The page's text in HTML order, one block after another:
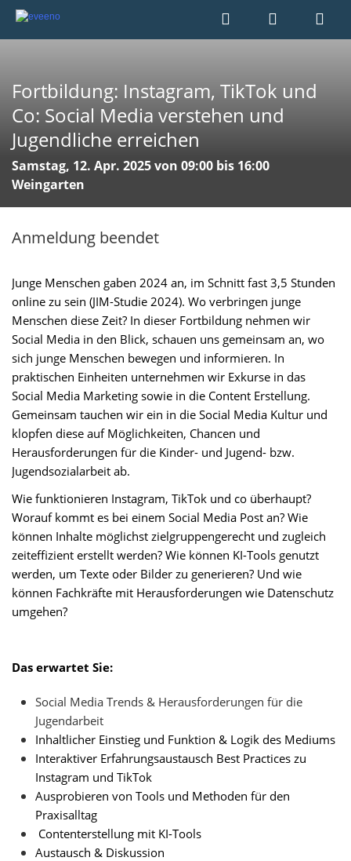
Fortbildung: Instagram, TikTok und
Co: Social Media verstehen und
Jugendliche erreichen
Samstag, 12. Apr. 2025 von 09:00 bis 16:00
Weingarten
Anmeldung beendet
Junge Menschen gaben 2024 an, im Schnitt fast 3,5 Stunden
online zu sein (JIM-Studie 2024). Wo verbringen junge
Menschen diese Zeit? In dieser Fortbildung nehmen wir
Social Media in den Blick, schauen uns gemeinsam an, wo
sich junge Menschen bewegen und informieren. In
praktischen Einheiten unternehmen wir Exkurse in das
Social Media Marketing sowie in die Content Erstellung.
Gemeinsam tauchen wir ein in die Social Media Kultur und
klopfen diese auf Möglichkeiten, Chancen und
Herausforderungen für die Kinder- und Jugend- bzw.
Jugendsozialarbeit ab.
Wie funktionieren Instagram, TikTok und co überhaupt?
Worauf kommt es bei einem Social Media Post an? Wie
können Inhalte möglichst zielgruppengerecht und zugleich
zeiteffizient erstellt werden? Wie können KI-Tools genutzt
werden, um Texte oder Bilder zu generieren? Und wie
können Fachkräfte mit Herausforderungen wie Datenschutz
umgehen?
Das erwartet Sie:
Social Media Trends & Herausforderungen für die
Jugendarbeit
Inhaltlicher Einstieg und Funktion & Logik des Mediums
Interaktiver Erfahrungsaustausch Best Practices zu
Instagram und TikTok
Ausprobieren von Tools und Methoden für den
Praxisalltag
Contenterstellung mit KI-Tools
Austausch & Diskussion